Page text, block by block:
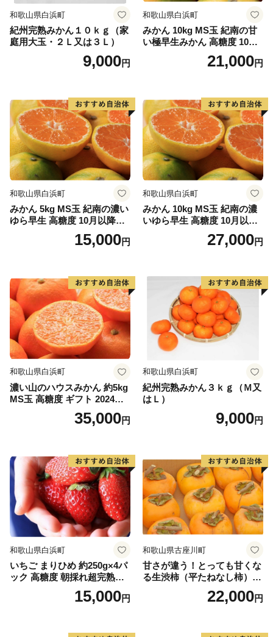
す。見た目は普通の柑橘類ですが、実際に食べてみると
独特の風味があります。昔はあまり知られていませんで
したが、現在ではメディアでも取り上げられ村の基幹を
「じゃばらいず北山」の“じゃばらポン酢” が紹介され
ました！
👉じゃばらポン酢 じゃぽん 360ml×3本
👉その他のじゃばら関連返礼品を見る
和歌山県白浜町
紀州完熟みかん１０ｋｇ（家
庭用大玉・２Ｌ又は３Ｌ）
9,000円
和歌山県白浜町
みかん 10kg MS玉 紀南の甘
い極早生みかん 高糖度 10月
以降発送 マルチ被覆栽培
21,000円
和歌山県白浜町
みかん 5kg MS玉 紀南の濃い
ゆら早生 高糖度 10月以降発
送 マルチ被覆栽培15,000円
和歌山県白浜町
みかん 10kg MS玉 紀南の濃
いゆら早生 高糖度 10月以降
発送 マルチ被覆栽培27,000円
和歌山県白浜町
濃い山のハウスみかん 約5kg
MS玉 高糖度 ギフト 2024年7
35,000円
和歌山県白浜町
紀州完熟みかん３ｋｇ（Ｍ又
はＬ）
9,000円
和歌山県白浜町
いちご まりひめ 約250g×4パ
ック 高糖度 朝採れ超完熟ま
りひめ 1月以降発送分
15,000円
和歌山県古座川町
甘さが違う！とっても甘くな
る生渋柿（平たねなし柿）吊
ップ付約4.5～5kg 約24～30
22,000円